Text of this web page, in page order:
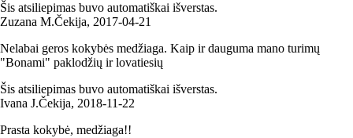
Šis atsiliepimas buvo automatiškai išverstas.
Zuzana M.Čekija, 2017‑04‑21
Nelabai geros kokybės medžiaga. Kaip ir dauguma mano turimų
"Bonami" paklodžių ir lovatiesių
Šis atsiliepimas buvo automatiškai išverstas.
Ivana J.Čekija, 2018‑11‑22
Prasta kokybė, medžiaga!!